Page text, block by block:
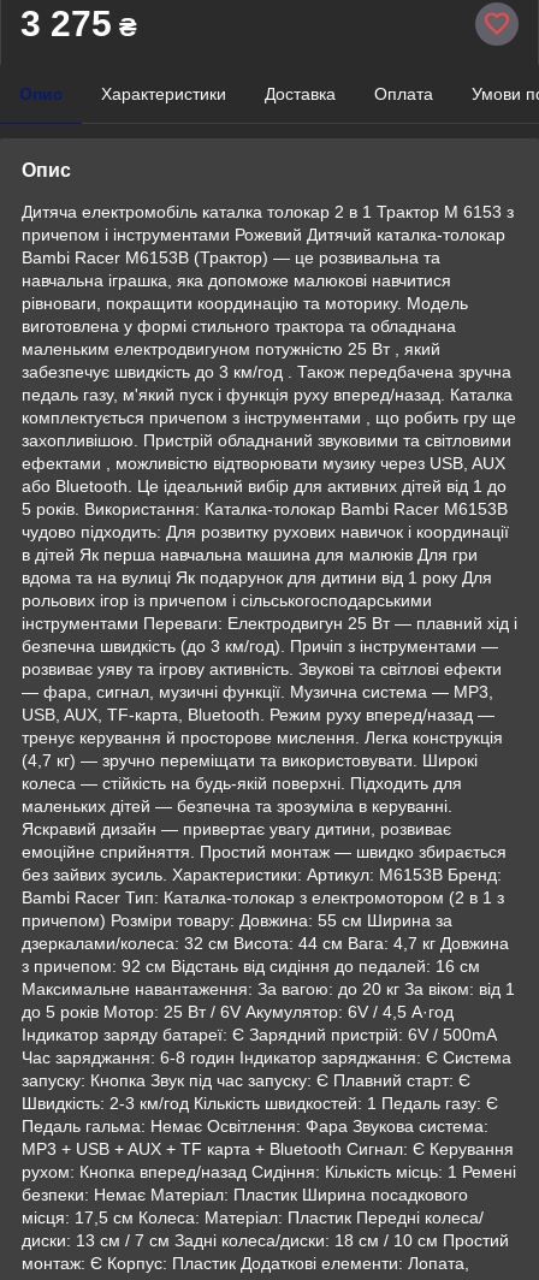
3 275 ₴
Опис Характеристики Доставка Оплата Умови
Опис
Дитяча електромобіль каталка толокар 2 в 1 Трактор M 6153 з
причепом і інструментами Рожевий Дитячий каталка-толокар
Bambi Racer M6153B (Трактор) — це розвивальна та
навчальна іграшка, яка допоможе малюкові навчитися
рівноваги, покращити координацію та моторику. Модель
виготовлена у формі стильного трактора та обладнана
маленьким електродвигуном потужністю 25 Вт , який
забезпечує швидкість до 3 км/год . Також передбачена зручна
педаль газу, м'який пуск і функція руху вперед/назад. Каталка
комплектується причепом з інструментами , що робить гру ще
захопливішою. Пристрій обладнаний звуковими та світловими
ефектами , можливістю відтворювати музику через USB, AUX
або Bluetooth. Це ідеальний вибір для активних дітей від 1 до
5 років. Використання: Каталка-толокар Bambi Racer M6153B
чудово підходить: Для розвитку рухових навичок і координації
в дітей Як перша навчальна машина для малюків Для гри
вдома та на вулиці Як подарунок для дитини від 1 року Для
рольових ігор із причепом і сільськогосподарськими
інструментами Переваги: Електродвигун 25 Вт — плавний хід і
безпечна швидкість (до 3 км/год). Причіп з інструментами —
розвиває уяву та ігрову активність. Звукові та світлові ефекти
— фара, сигнал, музичні функції. Музична система — MP3,
USB, AUX, TF-карта, Bluetooth. Режим руху вперед/назад —
тренує керування й просторове мислення. Легка конструкція
(4,7 кг) — зручно переміщати та використовувати. Широкі
колеса — стійкість на будь-якій поверхні. Підходить для
маленьких дітей — безпечна та зрозуміла в керуванні.
Яскравий дизайн — привертає увагу дитини, розвиває
емоційне сприйняття. Простий монтаж — швидко збирається
без зайвих зусиль. Характеристики: Артикул: M6153B Бренд:
Bambi Racer Тип: Каталка-толокар з електромотором (2 в 1 з
причепом) Розміри товару: Довжина: 55 см Ширина за
дзеркалами/колеса: 32 см Висота: 44 см Вага: 4,7 кг Довжина
з причепом: 92 см Відстань від сидіння до педалей: 16 см
Максимальне навантаження: За вагою: до 20 кг За віком: від 1
до 5 років Мотор: 25 Вт / 6V Акумулятор: 6V / 4,5 А·год
Індикатор заряду батареї: Є Зарядний пристрій: 6V / 500mA
Час заряджання: 6-8 годин Індикатор заряджання: Є Система
запуску: Кнопка Звук під час запуску: Є Плавний старт: Є
Швидкість: 2-3 км/год Кількість швидкостей: 1 Педаль газу: Є
Педаль гальма: Немає Освітлення: Фара Звукова система:
MP3 + USB + AUX + TF карта + Bluetooth Сигнал: Є Керування
рухом: Кнопка вперед/назад Сидіння: Кількість місць: 1 Ремені
безпеки: Немає Матеріал: Пластик Ширина посадкового
місця: 17,5 см Колеса: Матеріал: Пластик Передні колеса/
диски: 13 см / 7 см Задні колеса/диски: 18 см / 10 см Простий
монтаж: Є Корпус: Пластик Додаткові елементи: Лопата,